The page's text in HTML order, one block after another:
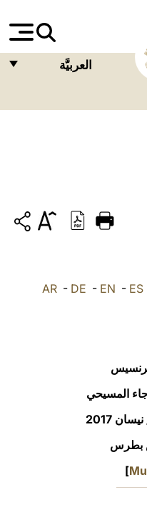
العربيَّة
DEUTSCH
العربيّة AR- DE - EN - ES
فرنسيس
المسيحي
بطرس
]